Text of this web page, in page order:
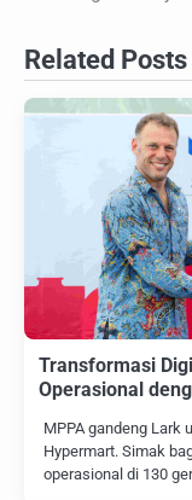
Related Posts
Transformasi
Operasional
MPPA gandeng Lark
Hypermart. Simak
operasional di 130